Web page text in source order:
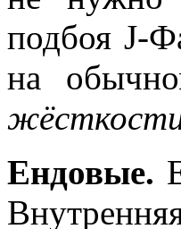
подбоя J-
на
Ендовые.